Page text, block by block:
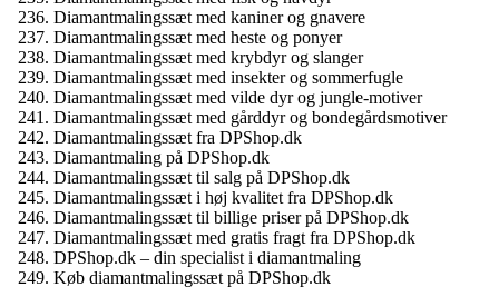
Diamantmalingssæt med kaniner og gnavere
Diamantmalingssæt med heste og ponyer
Diamantmalingssæt med krybdyr og slanger
Diamantmalingssæt med insekter og sommerfugle
Diamantmalingssæt med vilde dyr og jungle-motiver
Diamantmalingssæt med gårddyr og bondegårdsmotiver
Diamantmalingssæt fra DPShop.dk
Diamantmaling på DPShop.dk
Diamantmalingssæt til salg på DPShop.dk
Diamantmalingssæt i høj kvalitet fra DPShop.dk
Diamantmalingssæt til billige priser på DPShop.dk
Diamantmalingssæt med gratis fragt fra DPShop.dk
DPShop.dk – din specialist i diamantmaling
Køb diamantmalingssæt på DPShop.dk